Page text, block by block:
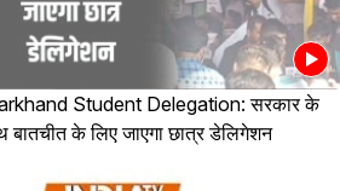
Student Delegation: सरकार के
बातचीत के लिए जाएगा छात्र डेलिगेशन